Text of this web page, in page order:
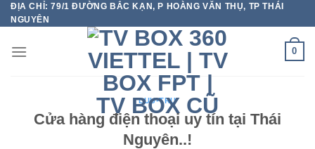
Chuyển
đến
dung
ĐỊA CHỈ: 79/1 ĐƯỜNG BẮC KẠN, P HOÀNG VĂN THỤ, TP THÁI
NGUYÊN
0
LUU-TRU
Cửa hàng điện thoại uy tín tại Thái
Nguyên..!